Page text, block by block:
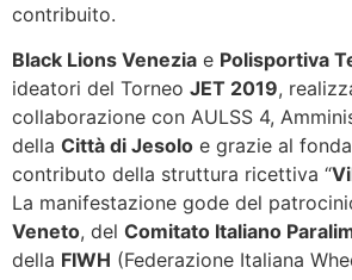
contribuito.
Black Lions Venezia e Polisportiva
ideatori del Torneo JET 2019,
collaborazione con AULSS 4,
della Città di Jesolo e grazie al
contributo della struttura ricettiva “
La manifestazione gode del
Veneto, del Comitato Italiano
della FIWH (Federazione Italiana